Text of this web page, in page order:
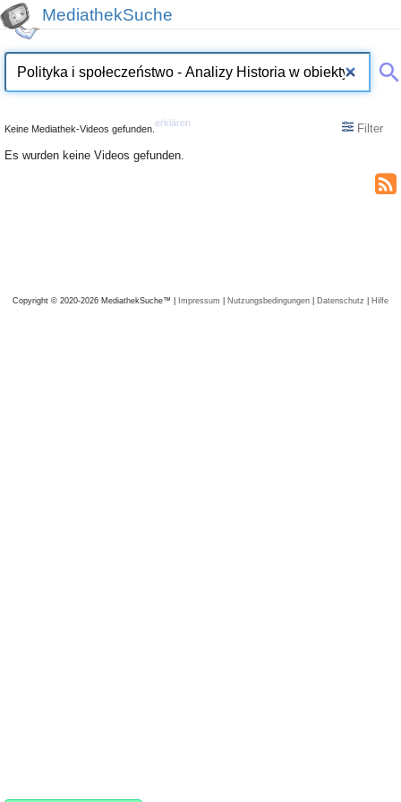
MediathekSuche
Keine Mediathek-Videos gefunden.
erklären
Filter
Es wurden keine Videos gefunden.
Copyright © 2020-2026 MediathekSuche™ | Impressum | Nutzungsbedingungen | Datenschutz | Hilfe